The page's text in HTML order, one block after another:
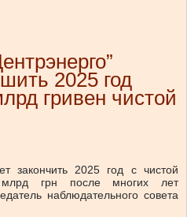
2025 год
гривен чистой
закончить 2025 год с чистой
грн после многих лет
наблюдательного совета